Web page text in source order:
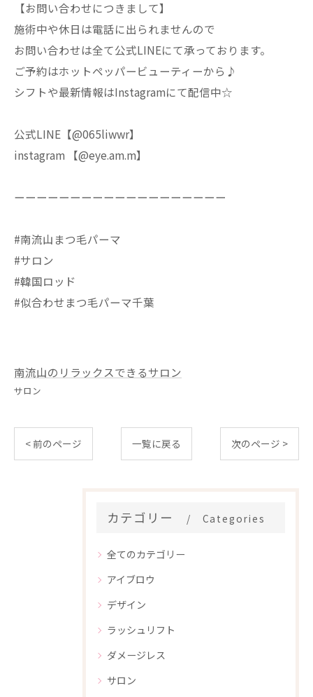
【お問い合わせにつきまして】
施術中や休日は電話に出られませんので
お問い合わせは全て公式LINEにて承っております。
ご予約はホットペッパービューティーから♪
シフトや最新情報はInstagramにて配信中☆
公式LINE【@065liwwr】
instagram 【@eye.am.m】
ーーーーーーーーーーーーーーーーーーー
#南流山まつ毛パーマ
#サロン
#韓国ロッド
#似合わせまつ毛パーマ千葉
南流山のリラックスできるサロン
サロン
< 前のページ 一覧に戻る 次のページ >
カテゴリー Categories
全てのカテゴリー
アイブロウ
デザイン
ラッシュリフト
ダメージレス
サロン